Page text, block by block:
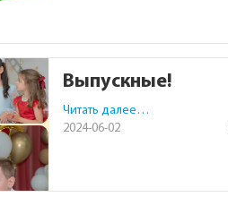
Выпускные!
Читать далее…
2024-06-02